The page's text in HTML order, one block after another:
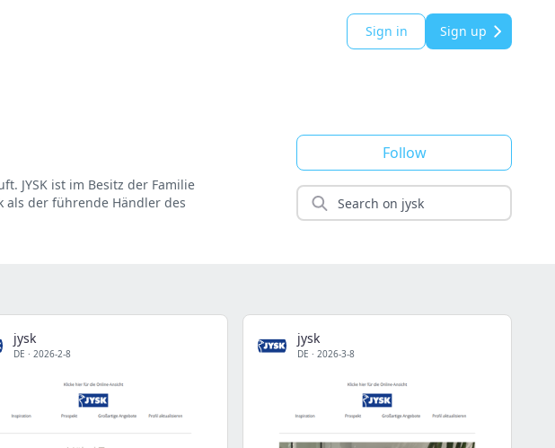
Sign in Sign up
JYSK ist im Besitz der Familie
als der führende Händler des
Follow
jysk
DE · 2026-2-8
jysk
DE · 2026-3-8